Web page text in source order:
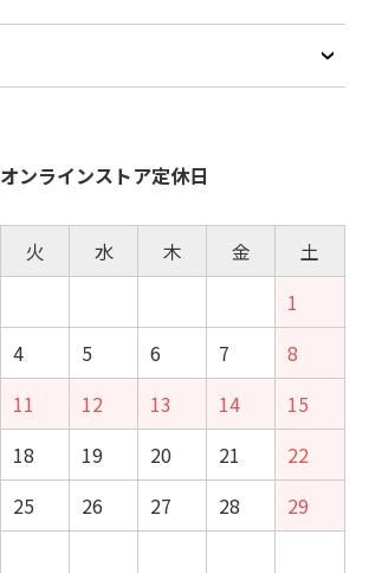
オンラインストア定休日
火 水 木 金
土
1
4 5 6 7
8
11 12 13 14
15
18 19 20 21
22
25 26 27 28
29